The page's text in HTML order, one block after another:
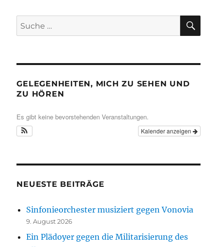
Suche
nach:
GELEGENHEITEN, MICH ZU SEHEN UND
ZU HÖREN
Es gibt keine bevorstehenden Veranstaltungen.
Kalender anzeigen
NEUESTE BEITRÄGE
Sinfonieorchester musiziert gegen Vonovia
9. August 2026
Ein Plädoyer gegen die Militarisierung des